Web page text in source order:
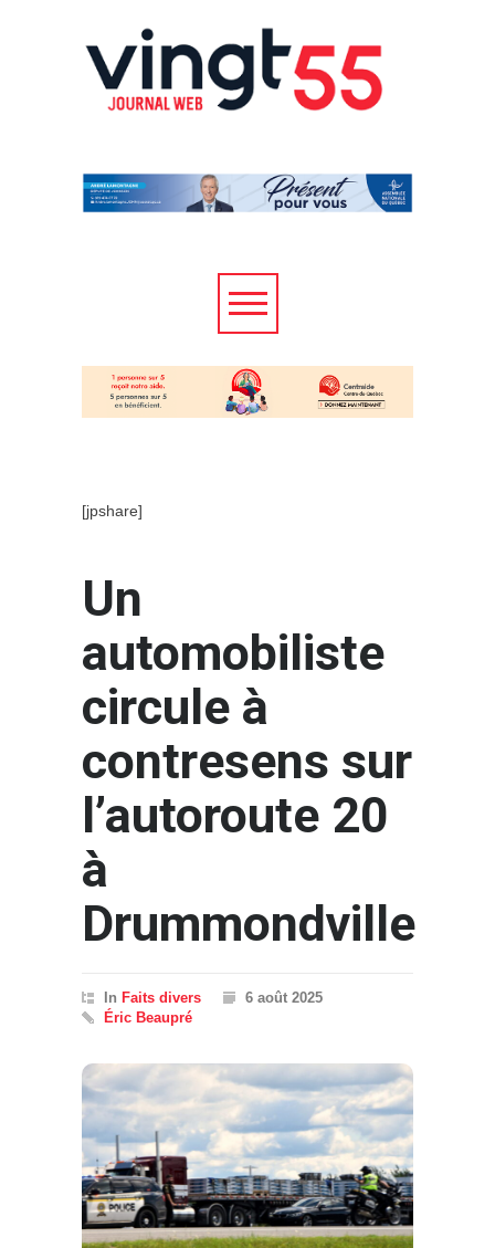
[jpshare]
Un
automobiliste
circule à
contresens sur
l’autoroute 20
à
Drummondville
In Faits divers
6 août 2025
Éric Beaupré